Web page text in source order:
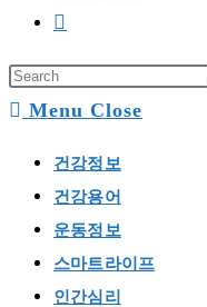
Toggle
search
Menu Close
건강정보
건강용어
운동정보
스마트라이프
인간심리